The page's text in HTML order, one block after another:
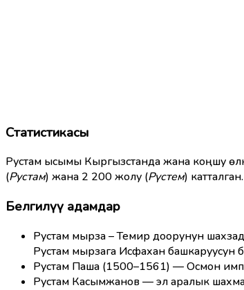
Статистикасы
Рустам ысымы Кыргызстанда жана коңшу
(Рустам) жана 2 200 жолу (Рүстем) катталган.
Белгилүү адамдар
Рустам мырза – Темир доорунун
Рустам мырзага Исфахан башкаруусун
Рустам Паша (1500–1561) — Осмон
Рустам Касымжанов — эл аралык